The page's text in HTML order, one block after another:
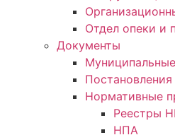
Отдел опеки и
Документы
Постановления
Нормативные
Реестры
НПА